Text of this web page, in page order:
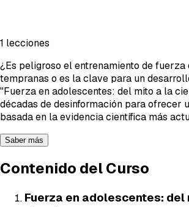
1 lecciones
¿Es peligroso el entrenamiento de fuerza
tempranas o es la clave para un
"Fuerza en adolescentes: del mito a la
décadas de desinformación para ofrecer
basada en la evidencia científica más
Saber más
Contenido del Curso
Fuerza en adolescentes: del